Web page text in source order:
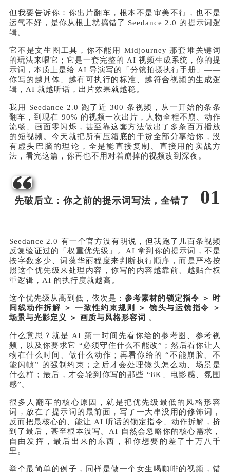
但我要告诉你：你出片翻车，根本不是审美不行，也不是
运气不好，是你从根上就搞错了 Seedance 2.0 的提示词逻
辑。
它不是文生图工具，你不能用 Midjourney 那套堆关键词
的玩法来喂它；它是一套完整的 AI 视频生成系统，你的提
示词，本质上是给 AI 导演写的「分镜拍摄执行手册」——
你写的越具体、越有可执行的标准、越符合视频的生成逻
辑，AI 就越听话，出片效果就越稳。
我用 Seedance 2.0 跑了近 300 条视频，从一开始的条条
翻车，到现在 90% 的视频一次出片，人物全程不崩、动作
流畅、画面零闪烁，甚至靠这套方法做出了多条百万播放
的短视频。今天就把所有压箱底的干货全部分享给你，没
有虚头巴脑的理论，全是能直接复制、直接用的实战方
法，看完这篇，你再也不用对着崩掉的视频改到深夜。
先破后立：你之前的提示词写法，全错了 01
Seedance 2.0 有一个官方没有明说，但我跑了几百条视频
反复验证过的「权重优先级」。AI 拿到你的提示词，不是
按字数多少、词藻华丽程度来判断执行顺序，而是严格按
照这个优先级来处理内容，你写的内容越靠前、越贴合权
重逻辑，AI 的执行度就越高。
这个优先级从高到低，依次是：参考素材的锁定指令 ＞ 时
间线动作拆解 ＞ 一致性约束规则 ＞ 镜头与运镜指令 ＞
场景与光影定义 ＞ 画质与风格形容词 。
什么意思？就是 AI 第一时间先看你给的参考图、参考视
频，以及你要求它 “必须守住什么不能改”；然后看你让人
物在什么时间、做什么动作；再看你给的 “不能崩脸、不
能闪帧” 的强制约束；之后才会处理镜头怎么动、场景是
什么样；最后，才会轮到你写的那些 “8K、电影感、氛围
感”。
很多人翻车的核心原因，就是把优先级最低的风格形容
词，放在了提示词的最前面，写了一大串没用的修饰词，
反而把最核心的、能让 AI 听话的锁定指令、动作拆解，挤
到了最后，甚至根本没写。AI 自然会忽略你的核心需求，
自由发挥，最后出来的东西，和你想要的差了十万八千
里。
举个最简单的例子，同样是做一个女生喝咖啡的视频，错